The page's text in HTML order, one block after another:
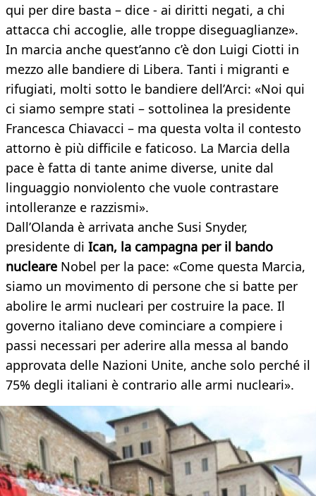
qui per dire basta – dice - ai diritti negati, a chi
attacca chi accoglie, alle troppe diseguaglianze».
In marcia anche quest’anno c’è don Luigi Ciotti in
mezzo alle bandiere di Libera. Tanti i migranti e
rifugiati, molti sotto le bandiere dell’Arci: «Noi qui
ci siamo sempre stati – sottolinea la presidente
Francesca Chiavacci – ma questa volta il contesto
attorno è più difficile e faticoso. La Marcia della
pace è fatta di tante anime diverse, unite dal
linguaggio nonviolento che vuole contrastare
intolleranze e razzismi».
Dall’Olanda è arrivata anche Susi Snyder,
presidente di Ican, la campagna per il bando
nucleare Nobel per la pace: «Come questa Marcia,
siamo un movimento di persone che si batte per
abolire le armi nucleari per costruire la pace. Il
governo italiano deve cominciare a compiere i
passi necessari per aderire alla messa al bando
approvata delle Nazioni Unite, anche solo perché il
75% degli italiani è contrario alle armi nucleari».